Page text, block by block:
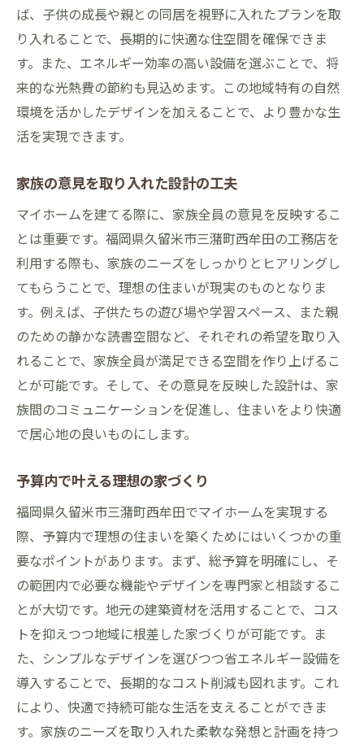
ば、子供の成長や親との同居を視野に入れたプランを取
り入れることで、長期的に快適な住空間を確保できま
す。また、エネルギー効率の高い設備を選ぶことで、将
来的な光熱費の節約も見込めます。この地域特有の自然
環境を活かしたデザインを加えることで、より豊かな生
活を実現できます。
家族の意見を取り入れた設計の工夫
マイホームを建てる際に、家族全員の意見を反映するこ
とは重要です。福岡県久留米市三潴町西牟田の工務店を
利用する際も、家族のニーズをしっかりとヒアリングし
てもらうことで、理想の住まいが現実のものとなりま
す。例えば、子供たちの遊び場や学習スペース、また親
のための静かな読書空間など、それぞれの希望を取り入
れることで、家族全員が満足できる空間を作り上げるこ
とが可能です。そして、その意見を反映した設計は、家
族間のコミュニケーションを促進し、住まいをより快適
で居心地の良いものにします。
予算内で叶える理想の家づくり
福岡県久留米市三潴町西牟田でマイホームを実現する
際、予算内で理想の住まいを築くためにはいくつかの重
要なポイントがあります。まず、総予算を明確にし、そ
の範囲内で必要な機能やデザインを専門家と相談するこ
とが大切です。地元の建築資材を活用することで、コス
トを抑えつつ地域に根差した家づくりが可能です。ま
た、シンプルなデザインを選びつつ省エネルギー設備を
導入することで、長期的なコスト削減も図れます。これ
により、快適で持続可能な生活を支えることができま
す。家族のニーズを取り入れた柔軟な発想と計画を持つ